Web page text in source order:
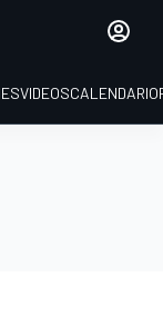
VIDEOSCALENDARIO